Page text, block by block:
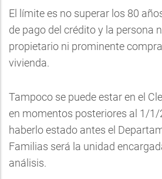
El límite es no superar los 80
de pago del crédito y la persona
propietario ni prominente
vivienda.
Tampoco se puede estar en el
en momentos posteriores al 1/1/
haberlo estado antes el
Familias será la unidad
análisis.